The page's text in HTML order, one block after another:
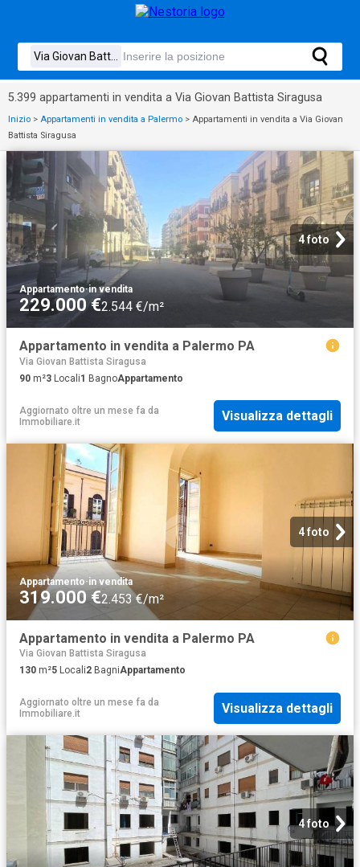
5.399 appartamenti in vendita a Via Giovan Battista Siragusa
Inizio > Appartamenti in vendita a Palermo > Appartamenti in vendita a Via Giovan
Battista Siragusa
4 foto
Appartamento·in vendita
229.000 €2.544 €/m²
Appartamento in vendita a Palermo PA
Via Giovan Battista Siragusa
90 m²3 Locali1 BagnoAppartamento
Aggiornato oltre un mese fa da
Immobiliare.it
Visualizza dettagli
4 foto
Appartamento·in vendita
319.000 €2.453 €/m²
Appartamento in vendita a Palermo PA
Via Giovan Battista Siragusa
130 m²5 Locali2 BagniAppartamento
Aggiornato oltre un mese fa da
Immobiliare.it
Visualizza dettagli
4 foto